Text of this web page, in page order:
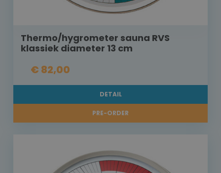
Thermo/hygrometer sauna RVS
klassiek diameter 13 cm
€ 82,00
DETAIL
PRE-ORDER